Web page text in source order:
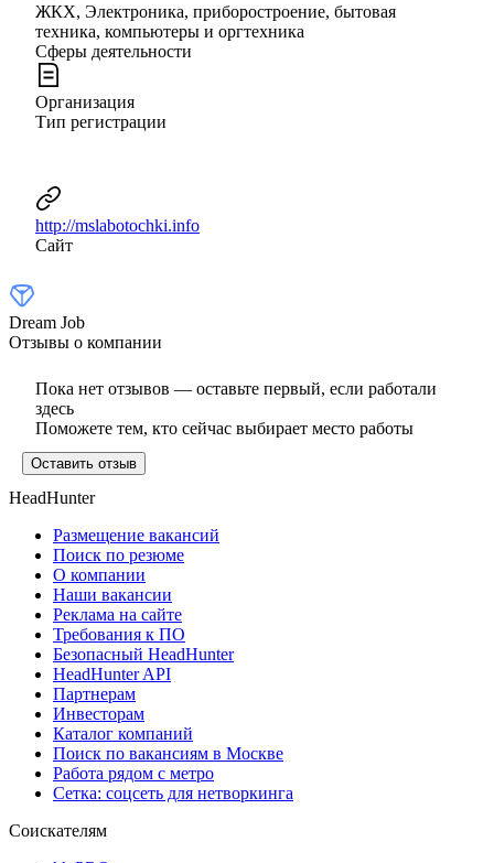
ЖКХ, Электроника, приборостроение, бытовая
техника, компьютеры и оргтехника
Сферы деятельности
Организация
Тип регистрации
http://mslabotochki.info
Сайт
Dream Job
Отзывы о компании
Пока нет отзывов — оставьте первый, если работали
здесь
Поможете тем, кто сейчас выбирает место работы
Оставить отзыв
HeadHunter
Размещение вакансий
Поиск по резюме
О компании
Наши вакансии
Реклама на сайте
Требования к ПО
Безопасный HeadHunter
HeadHunter API
Партнерам
Инвесторам
Каталог компаний
Поиск по вакансиям в Москве
Работа рядом с метро
Сетка: соцсеть для нетворкинга
Соискателям